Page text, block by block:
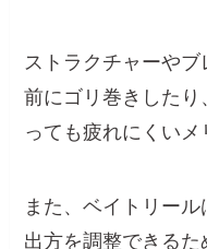
ストラクチャーや
前にゴリ巻きした
っても疲れにくいメ
また、ベイトリー
出方を調整できる